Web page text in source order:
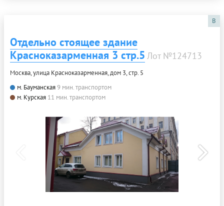
B
Отдельно стоящее здание
Красноказарменная 3 стр.5 Лот №124713
Москва, улица Красноказарменная, дом 3, стр. 5
м. Бауманская9 мин. транспортом
м. Курская 11 мин. транспортом